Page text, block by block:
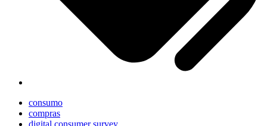
consumo
compras
digital consumer survey